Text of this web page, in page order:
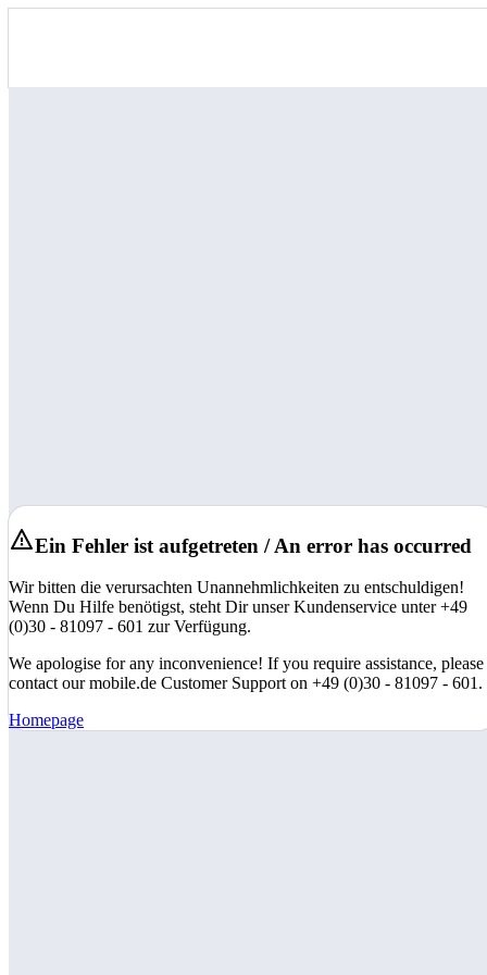
Ein Fehler ist aufgetreten / An error has occurred
Wir bitten die verursachten Unannehmlichkeiten zu entschuldigen!
Wenn Du Hilfe benötigst, steht Dir unser Kundenservice unter +49
(0)30 - 81097 - 601 zur Verfügung.
We apologise for any inconvenience! If you require assistance, please
contact our mobile.de Customer Support on +49 (0)30 - 81097 - 601.
Homepage